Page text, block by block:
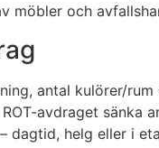
möbler och
antal kulörer/
avdraget
dagtid, helg eller i